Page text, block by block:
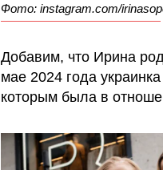
Фото: instagram.com/
Добавим, что Ирина
мае 2024 года украинка
которым была в